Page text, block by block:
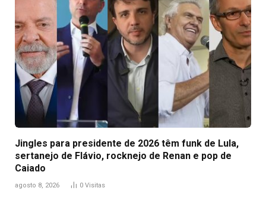
Jingles para presidente de 2026 têm funk de Lula,
sertanejo de Flávio, rocknejo de Renan e pop de
Caiado
agosto 8, 2026 0 Visitas